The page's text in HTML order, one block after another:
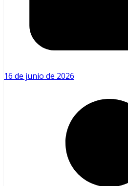
16 de junio de 2026